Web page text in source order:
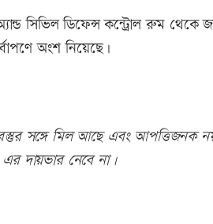
অ্যান্ড সিভিল ডিফেন্স কন্ট্রোল রুম
অংশ নিয়েছে।
সঙ্গে মিল আছে এবং আপত্তিজনক
দায়ভার নেবে না।